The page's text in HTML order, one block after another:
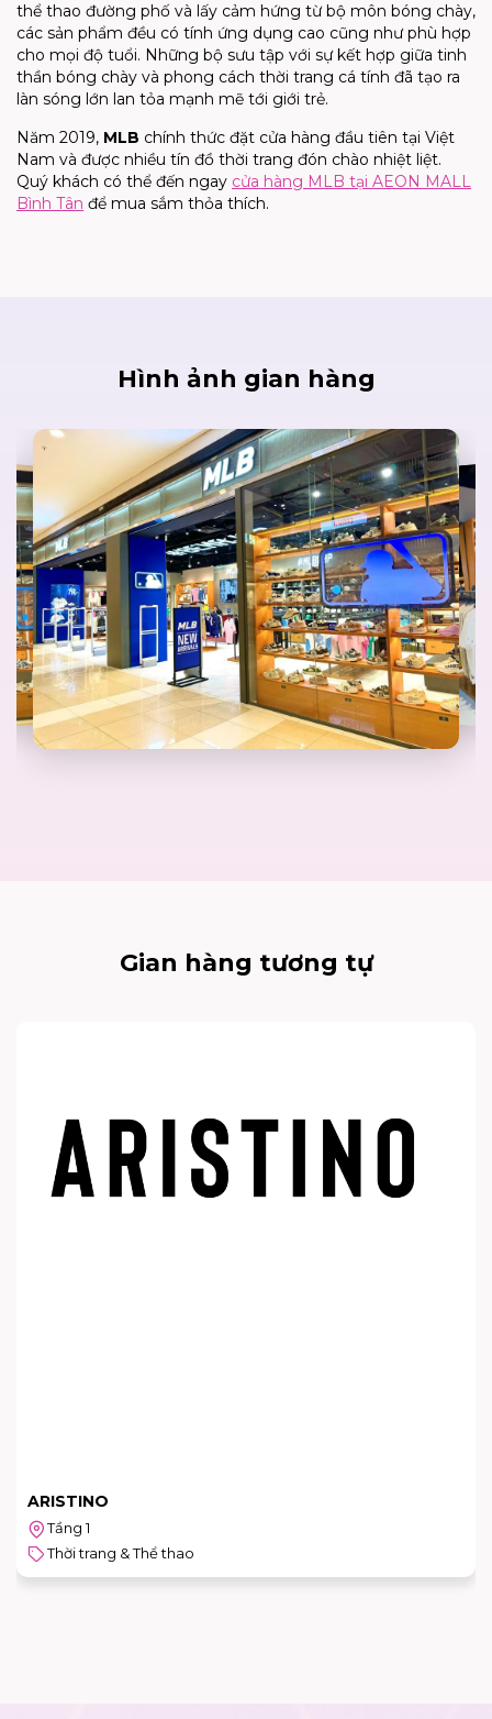
thể thao đường phố và lấy cảm hứng từ bộ môn bóng chày,
các sản phẩm đều có tính ứng dụng cao cũng như phù hợp
cho mọi độ tuổi. Những bộ sưu tập với sự kết hợp giữa tinh
thần bóng chày và phong cách thời trang cá tính đã tạo ra
làn sóng lớn lan tỏa mạnh mẽ tới giới trẻ.
Năm 2019, MLB chính thức đặt cửa hàng đầu tiên tại Việt
Nam và được nhiều tín đồ thời trang đón chào nhiệt liệt.
Quý khách có thể đến ngay cửa hàng MLB tại AEON MALL
Bình Tân để mua sắm thỏa thích.
Hình ảnh gian hàng
Gian hàng tương tự
ARISTINO
Tầng 1
Thời trang & Thể thao